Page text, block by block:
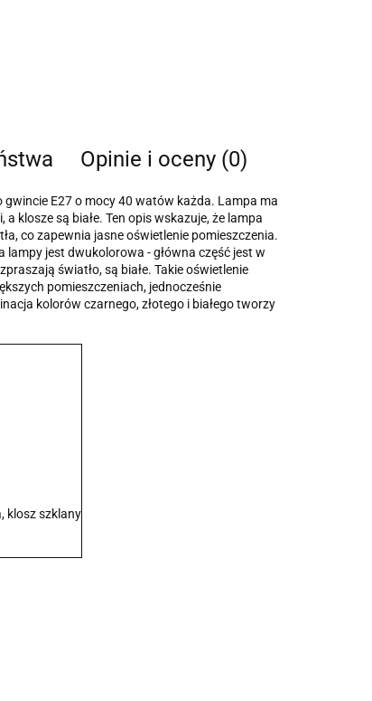
Opinie i oceny (0)
E27 o mocy 40 watów każda. Lampa ma
klosze są białe. Ten opis wskazuje, że lampa
co zapewnia jasne oświetlenie pomieszczenia.
jest dwukolorowa - główna część jest w
światło, są białe. Takie oświetlenie
pomieszczeniach, jednocześnie
kolorów czarnego, złotego i białego tworzy
klosz szklany